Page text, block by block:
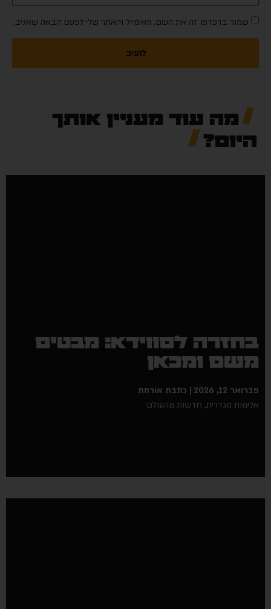
שמור בדפדפן זה את השם, האימייל והאתר שלי לפעם הבאה שאגיב.
מה עוד מעניין אותך
לסווידא: מבטים
ומכאן
12, 2026
כתבת אורחת
מגדרית,חדשות מהעולם